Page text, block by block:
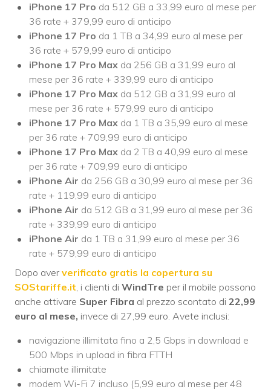
iPhone 17 Pro da 512 GB a 33,99 euro al mese per
36 rate + 379,99 euro di anticipo
iPhone 17 Pro da 1 TB a 34,99 euro al mese per
36 rate + 579,99 euro di anticipo
iPhone 17 Pro Max da 256 GB a 31,99 euro al
mese per 36 rate + 339,99 euro di anticipo
iPhone 17 Pro Max da 512 GB a 31,99 euro al
mese per 36 rate + 579,99 euro di anticipo
iPhone 17 Pro Max da 1 TB a 35,99 euro al mese
per 36 rate + 709,99 euro di anticipo
iPhone 17 Pro Max da 2 TB a 40,99 euro al mese
per 36 rate + 709,99 euro di anticipo
iPhone Air da 256 GB a 30,99 euro al mese per 36
rate + 119,99 euro di anticipo
iPhone Air da 512 GB a 31,99 euro al mese per 36
rate + 339,99 euro di anticipo
iPhone Air da 1 TB a 31,99 euro al mese per 36
rate + 579,99 euro di anticipo
Dopo aver verificato gratis la copertura su
SOStariffe.it, i clienti di WindTre per il mobile possono
anche attivare Super Fibra al prezzo scontato di 22,99
euro al mese, invece di 27,99 euro. Avete inclusi:
navigazione illimitata fino a 2,5 Gbps in download e
500 Mbps in upload in fibra FTTH
chiamate illimitate
modem Wi-Fi 7 incluso (5,99 euro al mese per 48